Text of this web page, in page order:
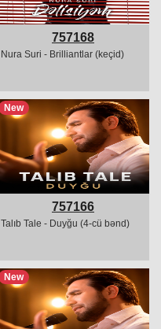
757168
Nura Suri - Brilliantlar (keçid)
New
757166
Talıb Tale - Duyğu (4-cü bənd)
New